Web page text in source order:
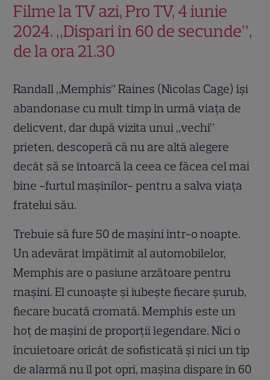
Filme la TV azi, Pro TV, 4 iunie
2024. „Dispari în 60 de secunde”,
de la ora 21.30
Randall „Memphis” Raines (Nicolas Cage) îşi
abandonase cu mult timp în urmă viaţa de
delicvent, dar după vizita unui „vechi”
prieten, descoperă că nu are altă alegere
decât să se întoarcă la ceea ce făcea cel mai
bine -furtul maşinilor- pentru a salva viaţa
fratelui său.
Trebuie să fure 50 de maşini într-o noapte.
Un adevărat împătimit al automobilelor,
Memphis are o pasiune arzătoare pentru
maşini. El cunoaşte şi iubeşte fiecare şurub,
fiecare bucată cromată. Memphis este un
hoţ de maşini de proporţii legendare. Nici o
încuietoare oricât de sofisticată şi nici un tip
de alarmă nu îl pot opri, maşina dispare în 60